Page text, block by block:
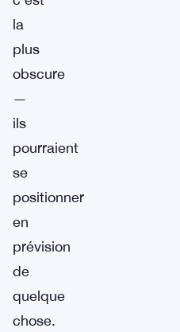
la
plus
obscure
—
ils
pourraient
se
positionner
en
prévision
de
quelque
chose.